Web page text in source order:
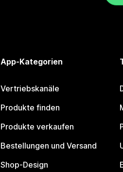
App-Kategorien
Vertriebskanäle
Produkte finden
Produkte verkaufen
Bestellungen und Versand
Shop-Design